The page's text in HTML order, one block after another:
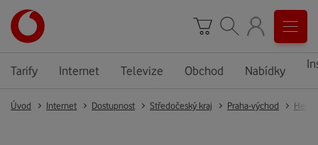
Tarify Internet Televize Obchod Nabídky
Úvod Internet Dostupnost Středočeský kraj Praha-východ